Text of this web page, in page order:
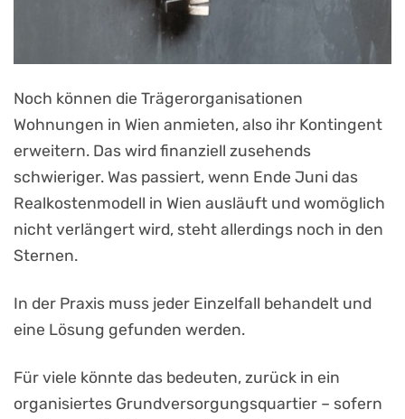
Noch können die Trägerorganisationen
Wohnungen in Wien anmieten, also ihr Kontingent
erweitern. Das wird finanziell zusehends
schwieriger. Was passiert, wenn Ende Juni das
Realkostenmodell in Wien ausläuft und womöglich
nicht verlängert wird, steht allerdings noch in den
Sternen.
In der Praxis muss jeder Einzelfall behandelt und
eine Lösung gefunden werden.
Für viele könnte das bedeuten, zurück in ein
organisiertes Grundversorgungsquartier – sofern